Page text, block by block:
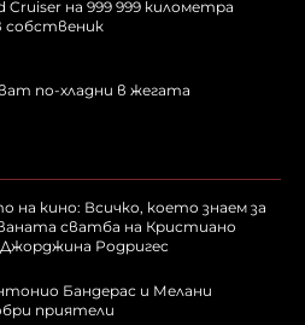
Cruiser на 999 999 километра
собственик
по-хладни в жегата
на кино: Всичко, което знаем за
сватба на Кристиано
Родригес
Бандерас и Мелани
приятели